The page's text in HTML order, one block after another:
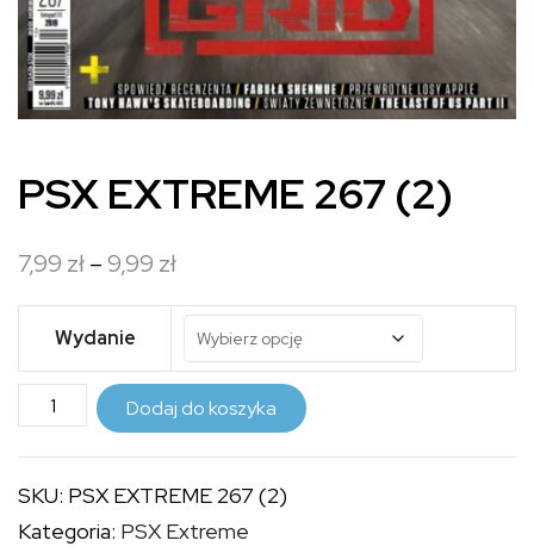
PSX EXTREME 267 (2)
7,99 zł–9,99 złZakres
cen:
od
7,99 zł
do
9,99 zł
Wydanie
ilość
PSX
267
(2)
Dodaj do koszyka
SKU: PSX EXTREME 267 (2)
Kategoria: PSX Extreme